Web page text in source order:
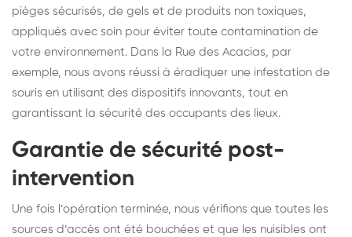
pièges sécurisés, de gels et de produits non toxiques,
appliqués avec soin pour éviter toute contamination de
votre environnement. Dans la Rue des Acacias, par
exemple, nous avons réussi à éradiquer une infestation de
souris en utilisant des dispositifs innovants, tout en
garantissant la sécurité des occupants des lieux.
Garantie de sécurité post-
intervention
Une fois l’opération terminée, nous vérifions que toutes les
sources d’accès ont été bouchées et que les nuisibles ont